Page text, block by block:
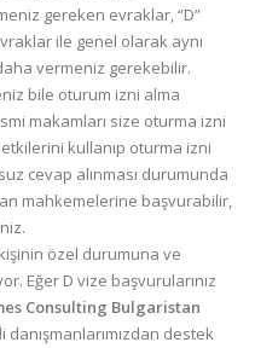
gereken evraklar, “D”
ile genel olarak aynı
vermeniz gerekebilir.
bile oturum izni alma
makamları size oturma izni
kullanıp oturma izni
cevap alınması durumunda
mahkemelerine başvurabilir,
kişinin özel durumuna ve
Eğer D vize başvurularınız
Consulting Bulgaristan
destek